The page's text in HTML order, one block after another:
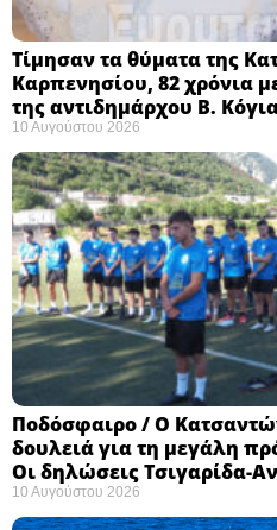
Τίμησαν τα θύματα της
Καρπενησίου, 82 χρόνια
της αντιδημάρχου Β.
10 Αυγούστου 2026
Ποδόσφαιρο / Ο
δουλειά για τη μεγάλη
Οι δηλώσεις Τσιγαρίδα-
10 Αυγούστου 2026